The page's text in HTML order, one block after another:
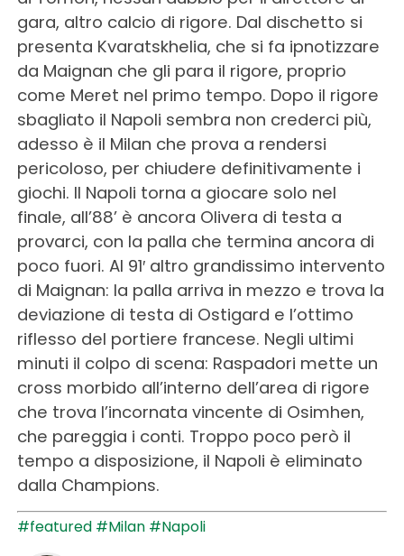
gara, altro calcio di rigore. Dal dischetto si
presenta Kvaratskhelia, che si fa ipnotizzare
da Maignan che gli para il rigore, proprio
come Meret nel primo tempo. Dopo il rigore
sbagliato il Napoli sembra non crederci più,
adesso è il Milan che prova a rendersi
pericoloso, per chiudere definitivamente i
giochi. Il Napoli torna a giocare solo nel
finale, all’88’ è ancora Olivera di testa a
provarci, con la palla che termina ancora di
poco fuori. Al 91′ altro grandissimo intervento
di Maignan: la palla arriva in mezzo e trova la
deviazione di testa di Ostigard e l’ottimo
riflesso del portiere francese. Negli ultimi
minuti il colpo di scena: Raspadori mette un
cross morbido all’interno dell’area di rigore
che trova l’incornata vincente di Osimhen,
che pareggia i conti. Troppo poco però il
tempo a disposizione, il Napoli è eliminato
dalla Champions.
#featured #Milan #Napoli